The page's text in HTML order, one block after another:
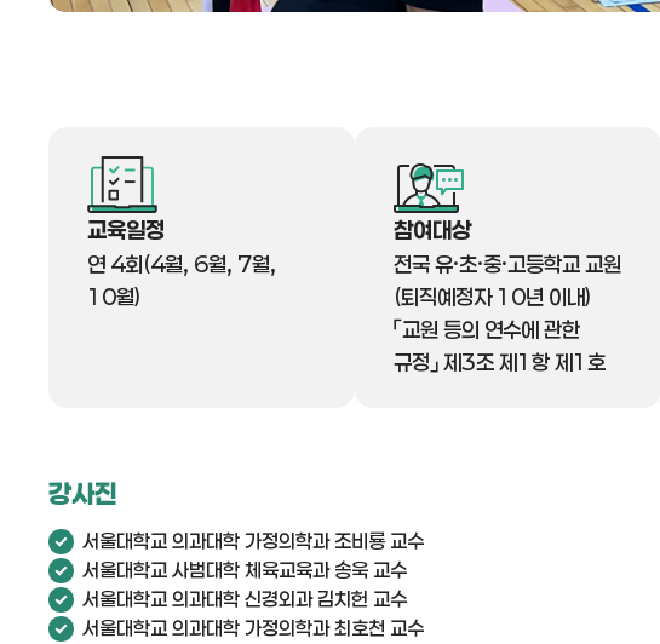
교육일정
연 4회(4월, 6월, 7월,
10월)
참여대상
전국 유·초·중·고등학교 교원
(퇴직예정자 10년 이내)
「교원 등의 연수에 관한
규정」 제3조 제1항 제1호
강사진
서울대학교 의과대학 가정의학과 조비룡 교수
서울대학교 사범대학 체육교육과 송욱 교수
서울대학교 의과대학 신경외과 김치헌 교수
서울대학교 의과대학 가정의학과 최호천 교수